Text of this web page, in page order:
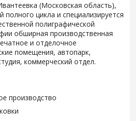
(Московская область),
полного цикла и специализируется
полиграфической
обширная производственная
и отделочное
помещения, автопарк,
коммерческий отдел.
производство